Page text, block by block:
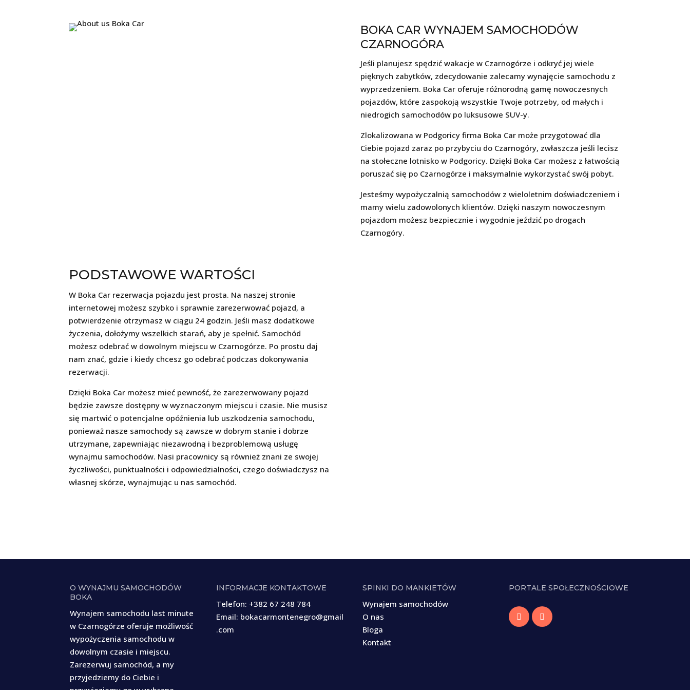
BOKA CAR WYNAJEM SAMOCHODÓW
CZARNOGÓRA
Jeśli planujesz spędzić wakacje w Czarnogórze i odkryć jej wiele
pięknych zabytków, zdecydowanie zalecamy wynajęcie samochodu z
wyprzedzeniem. Boka Car oferuje różnorodną gamę nowoczesnych
pojazdów, które zaspokoją wszystkie Twoje potrzeby, od małych i
niedrogich samochodów po luksusowe SUV-y.
Zlokalizowana w Podgoricy firma Boka Car może przygotować dla
Ciebie pojazd zaraz po przybyciu do Czarnogóry, zwłaszcza jeśli lecisz
na stołeczne lotnisko w Podgoricy. Dzięki Boka Car możesz z łatwością
poruszać się po Czarnogórze i maksymalnie wykorzystać swój pobyt.
Jesteśmy wypożyczalnią samochodów z wieloletnim doświadczeniem i
mamy wielu zadowolonych klientów. Dzięki naszym nowoczesnym
pojazdom możesz bezpiecznie i wygodnie jeździć po drogach
Czarnogóry.
PODSTAWOWE WARTOŚCI
W Boka Car rezerwacja pojazdu jest prosta. Na naszej stronie
internetowej możesz szybko i sprawnie zarezerwować pojazd, a
potwierdzenie otrzymasz w ciągu 24 godzin. Jeśli masz dodatkowe
życzenia, dołożymy wszelkich starań, aby je spełnić. Samochód
możesz odebrać w dowolnym miejscu w Czarnogórze. Po prostu daj
nam znać, gdzie i kiedy chcesz go odebrać podczas dokonywania
rezerwacji.
Dzięki Boka Car możesz mieć pewność, że zarezerwowany pojazd
będzie zawsze dostępny w wyznaczonym miejscu i czasie. Nie musisz
się martwić o potencjalne opóźnienia lub uszkodzenia samochodu,
ponieważ nasze samochody są zawsze w dobrym stanie i dobrze
utrzymane, zapewniając niezawodną i bezproblemową usługę
wynajmu samochodów. Nasi pracownicy są również znani ze swojej
życzliwości, punktualności i odpowiedzialności, czego doświadczysz na
własnej skórze, wynajmując u nas samochód.
O WYNAJMU SAMOCHODÓW
BOKA
Wynajem samochodu last minute
w Czarnogórze oferuje możliwość
wypożyczenia samochodu w
dowolnym czasie i miejscu.
Zarezerwuj samochód, a my
przyjedziemy do Ciebie i
INFORMACJE KONTAKTOWE
Telefon: +382 67 248 784
Email: bokacarmontenegro@gmail
.com
SPINKI DO MANKIETÓW
Wynajem samochodów
O nas
Bloga
Kontakt
PORTALE SPOŁECZNOŚCIOWE